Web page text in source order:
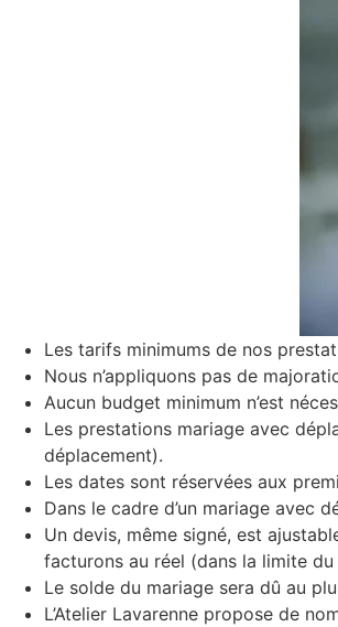
Les tarifs minimums de nos
Nous n’appliquons pas de
Aucun budget minimum n’est
Les prestations mariage avec
déplacement).
Les dates sont réservées aux
Dans le cadre d’un mariage avec
Un devis, même signé, est
facturons au réel (dans la limite
Le solde du mariage sera dû au
L’Atelier Lavarenne propose de